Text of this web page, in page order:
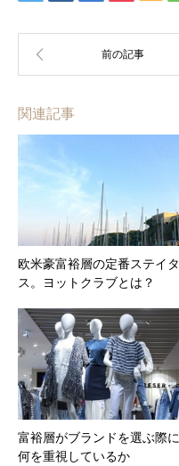
関連記事
欧米豪富裕層の定番ステイタ
ス。ヨットクラブとは？
富裕層がブランドを選ぶ際に
何を重視しているか